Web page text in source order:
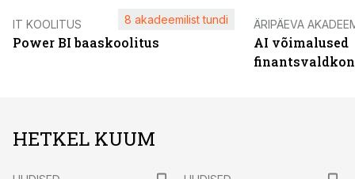
IT KOOLITUS
Power BI baaskoolitus
8 akadeemilist tundi ÄRIPÄEVA
AI võimalused
HETKEL KUUM